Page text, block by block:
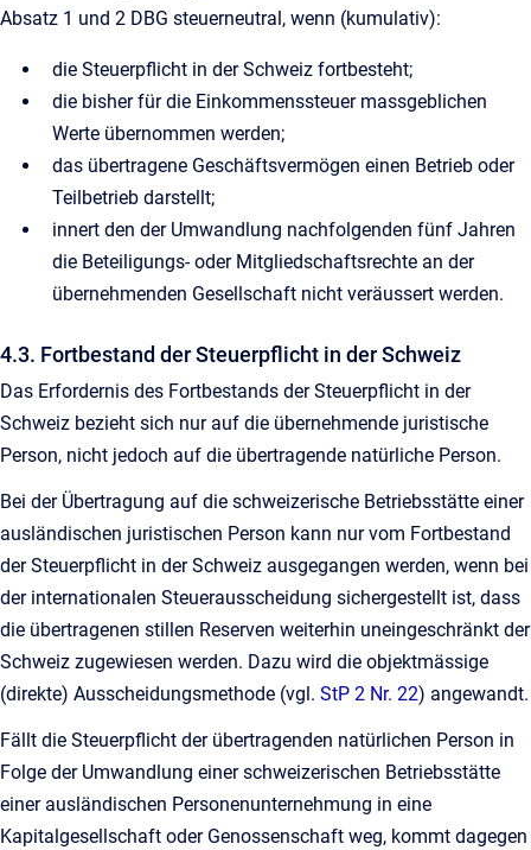
Absatz 1 und 2 DBG steuerneutral, wenn (kumulativ):
die Steuerpflicht in der Schweiz fortbesteht;
die bisher für die Einkommenssteuer massgeblichen
Werte übernommen werden;
das übertragene Geschäftsvermögen einen Betrieb oder
Teilbetrieb darstellt;
innert den der Umwandlung nachfolgenden fünf Jahren
die Beteiligungs- oder Mitgliedschaftsrechte an der
übernehmenden Gesellschaft nicht veräussert werden.
4.3. Fortbestand der Steuerpflicht in der Schweiz
Das Erfordernis des Fortbestands der Steuerpflicht in der
Schweiz bezieht sich nur auf die übernehmende juristische
Person, nicht jedoch auf die übertragende natürliche Person.
Bei der Übertragung auf die schweizerische Betriebsstätte einer
ausländischen juristischen Person kann nur vom Fortbestand
der Steuerpflicht in der Schweiz ausgegangen werden, wenn bei
der internationalen Steuerausscheidung sichergestellt ist, dass
die übertragenen stillen Reserven weiterhin uneingeschränkt der
Schweiz zugewiesen werden. Dazu wird die objektmässige
(direkte) Ausscheidungsmethode (vgl. StP 2 Nr. 22) angewandt.
Fällt die Steuerpflicht der übertragenden natürlichen Person in
Folge der Umwandlung einer schweizerischen Betriebsstätte
einer ausländischen Personenunternehmung in eine
Kapitalgesellschaft oder Genossenschaft weg, kommt dagegen